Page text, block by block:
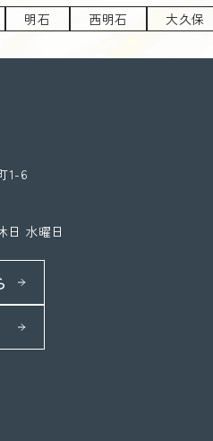
明石 西明石 大久保
1-6
水曜日